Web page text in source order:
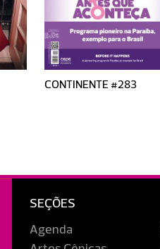
CONTINENTE #283
SEÇÕES
Agenda